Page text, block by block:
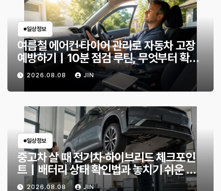
일상정보
여름철 에어컨·타이어 관리로 자동차 고장
예방하기｜10분 점검 루틴, 무엇부터 확인
할까?
2026.08.08 JIN
일상정보
중고차 살 때 전기차·하이브리드 체크포인
트｜배터리 상태 확인법과 놓치기 쉬운 위
험 신호
2026.08.08 JIN